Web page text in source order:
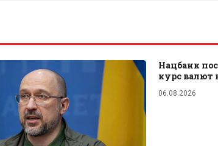
Нацбанк
курс валют
06.08.2026